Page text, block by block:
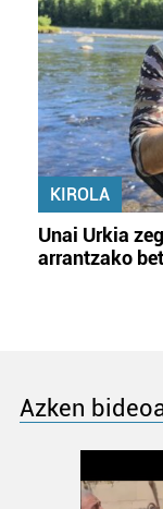
KIROLA
Unai Urkia
arrantzako
Azken